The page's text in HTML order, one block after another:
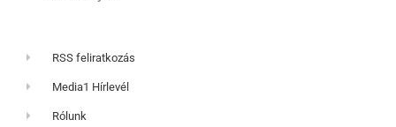
RSS feliratkozás
Media1 Hírlevél
Rólunk